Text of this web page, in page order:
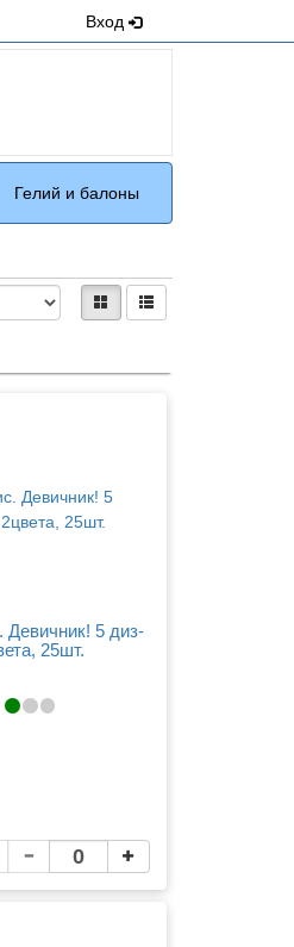
Вход
Гелий и балоны
Вид:плиткамирядами
Девичник! 5 диз-
25шт.